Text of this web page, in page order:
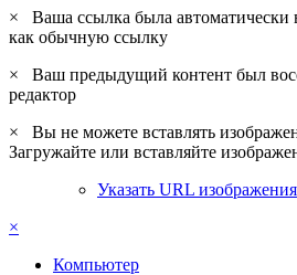
×
Ваша ссылка была автоматически
как обычную ссылку
×
Ваш предыдущий контент был
редактор
×
Вы не можете вставлять
Загружайте или вставляйте
Указать URL изображения
×
Компьютер